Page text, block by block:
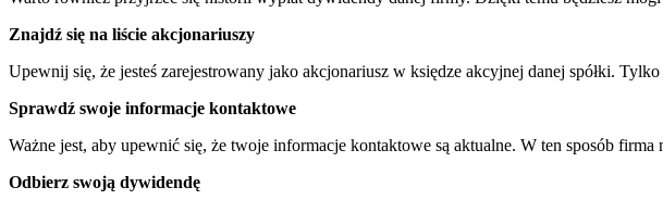
Znajdź ⁣się na liście akcjonariuszy
Upewnij się, że jesteś zarejestrowany jako ​akcjonariusz w księdze akcyjnej‌ danej spółki.
Sprawdź swoje informacje kontaktowe
Ważne jest, aby upewnić⁣ się, że twoje informacje kontaktowe są aktualne. W ten⁤ sposób
Odbierz swoją ⁣dywidendę